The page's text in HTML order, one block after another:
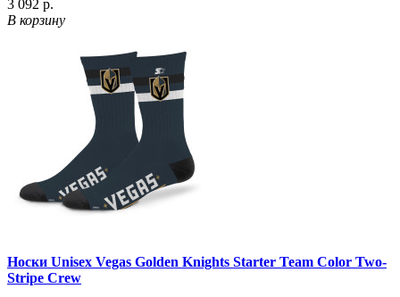
3 092 р.
В корзину
Носки Unisex Vegas Golden Knights Starter Team Color Two-
Stripe Crew